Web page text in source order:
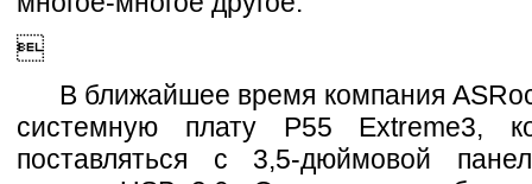

В ближайшее время компания
системную плату P55 Extreme3,
поставляться с 3,5-дюймовой